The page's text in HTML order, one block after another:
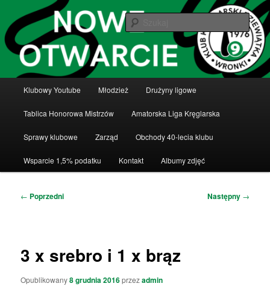
tekstu
Klub Kręglarski Dziewiątka Wronki
Klub Kręglarski Dziewiątka Wronki
Klubowy Youtube Młodzież Drużyny ligowe
Tablica Honorowa Mistrzów Amatorska Liga Kręglarska
Sprawy klubowe Zarząd Obchody 40-lecia klubu
Wsparcie 1,5% podatku Kontakt Albumy zdjęć
Nawigacja
← Poprzedni Następny →
3 x srebro i 1 x brąz
Opublikowany8 grudnia 2016przezadmin